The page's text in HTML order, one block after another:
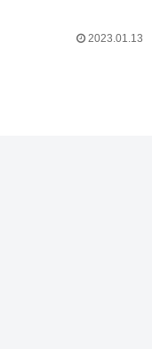
2023.01.13